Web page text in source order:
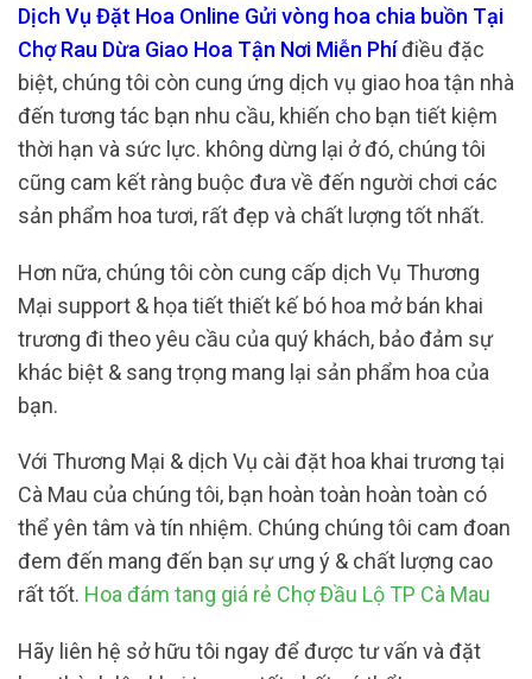
Dịch Vụ Đặt Hoa Online Gửi vòng hoa chia buồn Tại
Chợ Rau Dừa Giao Hoa Tận Nơi Miễn Phíđiều đặc
biệt, chúng tôi còn cung ứng dịch vụ giao hoa tận nhà
đến tương tác bạn nhu cầu, khiến cho bạn tiết kiệm
thời hạn và sức lực. không dừng lại ở đó, chúng tôi
cũng cam kết ràng buộc đưa về đến người chơi các
sản phẩm hoa tươi, rất đẹp và chất lượng tốt nhất.
Hơn nữa, chúng tôi còn cung cấp dịch Vụ Thương
Mại support & họa tiết thiết kế bó hoa mở bán khai
trương đi theo yêu cầu của quý khách, bảo đảm sự
khác biệt & sang trọng mang lại sản phẩm hoa của
bạn.
Với Thương Mại & dịch Vụ cài đặt hoa khai trương tại
Cà Mau của chúng tôi, bạn hoàn toàn hoàn toàn có
thể yên tâm và tín nhiệm. Chúng chúng tôi cam đoan
đem đến mang đến bạn sự ưng ý & chất lượng cao
rất tốt. Hoa đám tang giá rẻ Chợ Đầu Lộ TP Cà Mau
Hãy liên hệ sở hữu tôi ngay để được tư vấn và đặt